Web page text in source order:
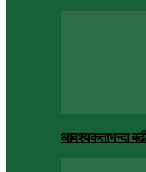
आवश्यकताभन्दा